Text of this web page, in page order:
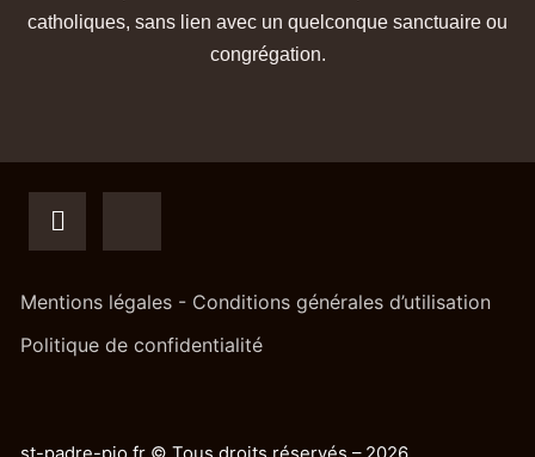
catholiques, sans lien avec un quelconque sanctuaire ou
congrégation.
Mentions légales - Conditions générales d’utilisation
Politique de confidentialité